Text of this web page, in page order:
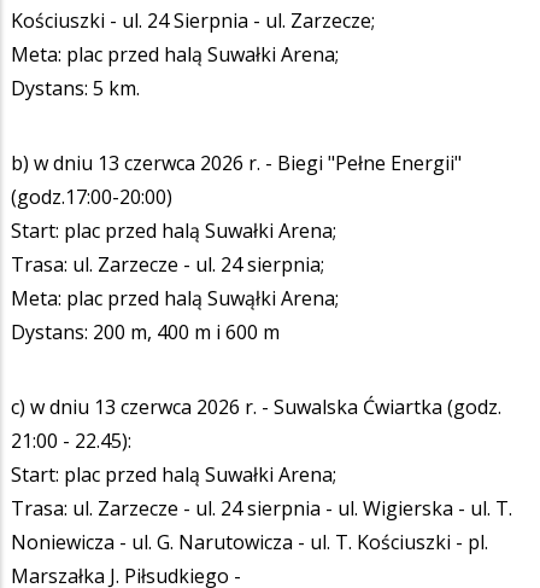
Kościuszki - ul. 24 Sierpnia - ul. Zarzecze;
Meta: plac przed halą Suwałki Arena;
Dystans: 5 km.
b) w dniu 13 czerwca 2026 r. - Biegi "Pełne Energii"
(godz.17:00-20:00)
Start: plac przed halą Suwałki Arena;
Trasa: ul. Zarzecze - ul. 24 sierpnia;
Meta: plac przed halą Suwąłki Arena;
Dystans: 200 m, 400 m i 600 m
c) w dniu 13 czerwca 2026 r. - Suwalska Ćwiartka (godz.
21:00 - 22.45):
Start: plac przed halą Suwałki Arena;
Trasa: ul. Zarzecze - ul. 24 sierpnia - ul. Wigierska - ul. T.
Noniewicza - ul. G. Narutowicza - ul. T. Kościuszki - pl.
Marszałka J. Piłsudkiego -